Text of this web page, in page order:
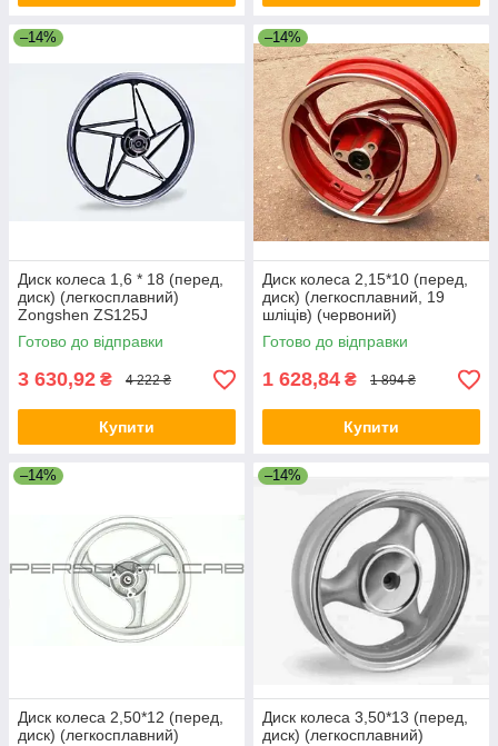
–14%
Диск колеса 1,6 * 18 (перед,
диск) (легкосплавний)
Zongshen ZS125J
Готово до відправки
3 630,92 ₴ 4 222 ₴
Купити
–14%
Диск колеса 2,15*10 (перед,
диск) (легкосплавний, 19
шліців) (червоний)
Готово до відправки
1 628,84 ₴ 1 894 ₴
Купити
–14%
Диск колеса 2,50*12 (перед,
диск) (легкосплавний)
–14%
Диск колеса 3,50*13 (перед,
диск) (легкосплавний)